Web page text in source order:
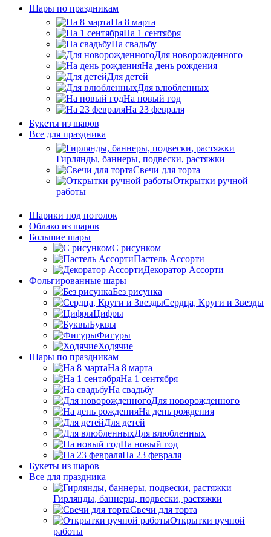
Шары по праздникам
На 8 марта
На 1 сентября
На свадьбу
Для новорожденного
На день рождения
Для детей
Для влюбленных
На новый год
На 23 февраля
Букеты из шаров
Bсе для праздника
Гирлянды, баннеры, подвески, растяжки
Свечи для торта
Открытки ручной
работы
Шарики под потолок
Облако из шаров
Большие шары
C рисунком
Пастель Ассорти
Декоратор Ассорти
Фольгированные шары
Без рисунка
Сердца, Круги и Звезды
Цифры
Буквы
Фигуры
Ходячие
Шары по праздникам
На 8 марта
На 1 сентября
На свадьбу
Для новорожденного
На день рождения
Для детей
Для влюбленных
На новый год
На 23 февраля
Букеты из шаров
Bсе для праздника
Гирлянды, баннеры, подвески, растяжки
Свечи для торта
Открытки ручной
работы